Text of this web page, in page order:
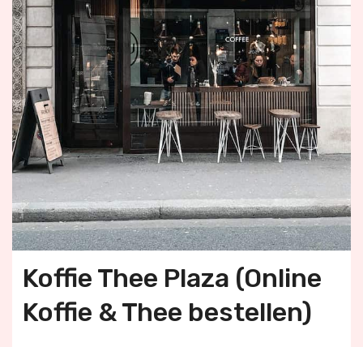
Koffie Thee Plaza (Online
Koffie & Thee bestellen)